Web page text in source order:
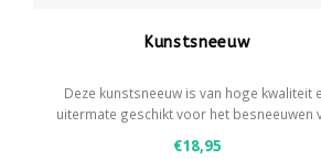
Kunstsneeuw
Deze kunstsneeuw is van hoge kwaliteit
uitermate geschikt voor het besneeuwen
€18,95